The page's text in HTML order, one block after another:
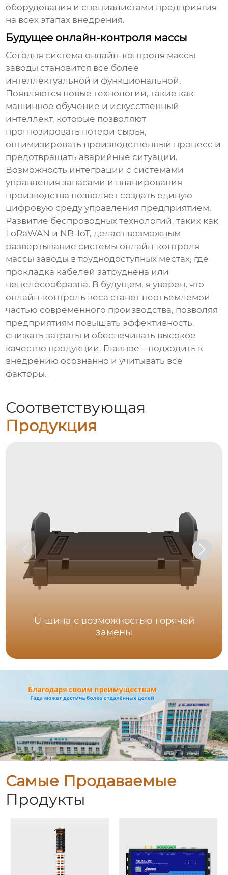
оборудования и специалистами предприятия
на всех этапах внедрения.
Будущее онлайн-контроля массы
Сегодня система онлайн-контроля массы
заводы становится все более
интеллектуальной и функциональной.
Появляются новые технологии, такие как
машинное обучение и искусственный
интеллект, которые позволяют
прогнозировать потери сырья,
оптимизировать производственный процесс и
предотвращать аварийные ситуации.
Возможность интеграции с системами
управления запасами и планирования
производства позволяет создать единую
цифровую среду управления предприятием.
Развитие беспроводных технологий, таких как
LoRaWAN и NB-IoT, делает возможным
развертывание системы онлайн-контроля
массы заводы в труднодоступных местах, где
прокладка кабелей затруднена или
нецелесообразна. В будущем, я уверен, что
онлайн-контроль веса станет неотъемлемой
частью современного производства, позволяя
предприятиям повышать эффективность,
снижать затраты и обеспечивать высокое
качество продукции. Главное – подходить к
внедрению осознанно и учитывать все
факторы.
Соответствующая
Продукция
U-шина с возможностью горячей
замены
Самые Продаваемые
Продукты